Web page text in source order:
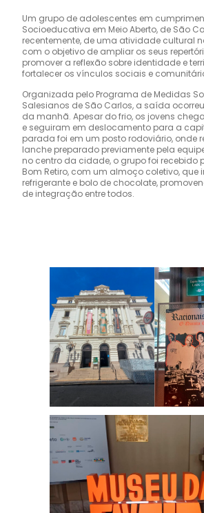
Um grupo de adolescentes em
Socioeducativa em Meio Aberto, de São
recentemente, de uma atividade cultural
com o objetivo de ampliar os seus
promover a reflexão sobre identidade e
fortalecer os vínculos sociais e
Organizada pelo Programa de Medidas
Salesianos de São Carlos, a saída
da manhã. Apesar do frio, os jovens
e seguiram em deslocamento para a
parada foi em um posto rodoviário, onde
lanche preparado previamente pela
no centro da cidade, o grupo foi recebido
Bom Retiro, com um almoço coletivo, que
refrigerante e bolo de chocolate,
de integração entre todos.